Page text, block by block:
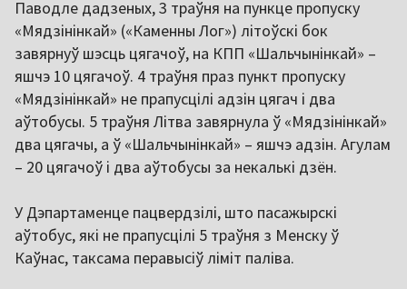
Паводле дадзеных, 3 траўня на пункце пропуску
«Мядзінінкай» («Каменны Лог») літоўскі бок
завярнуў шэсць цягачоў, на КПП «Шальчынінкай» –
яшчэ 10 цягачоў. 4 траўня праз пункт пропуску
«Мядзінінкай» не прапусцілі адзін цягач і два
аўтобусы. 5 траўня Літва завярнула ў «Мядзінінкай»
два цягачы, а ў «Шальчынінкай» – яшчэ адзін. Агулам
– 20 цягачоў і два аўтобусы за некалькі дзён.
У Дэпартаменце пацвердзілі, што пасажырскі
аўтобус, які не прапусцілі 5 траўня з Менску ў
Каўнас, таксама перавысіў ліміт паліва.